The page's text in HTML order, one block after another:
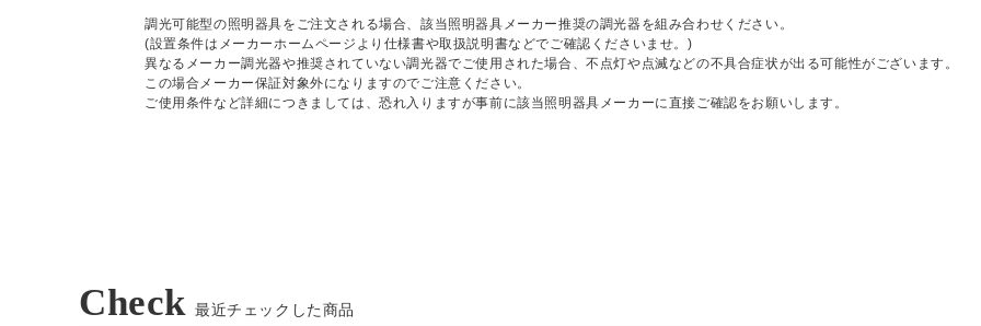
調光可能型の照明器具をご注文される場合、該当照明器具メーカー推奨の調光器を組み合わせください。
(設置条件はメーカーホームページより仕様書や取扱説明書などでご確認くださいませ。)
異なるメーカー調光器や推奨されていない調光器でご使用された場合、不点灯や点滅などの不具合症状が出る可能性がございます。
この場合メーカー保証対象外になりますのでご注意ください。
ご使用条件など詳細につきましては、恐れ入りますが事前に該当照明器具メーカーに直接ご確認をお願いします。
Check 最近チェックした商品